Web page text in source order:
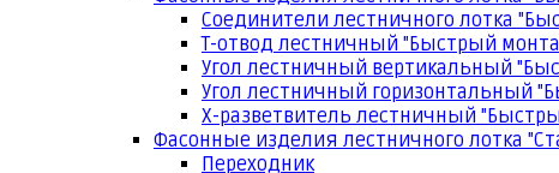
Соединители лестничного лотка
Т-отвод лестничный "Быстрый
Угол лестничный вертикальный
Угол лестничный горизонтальный
Х-разветвитель лестничный
Фасонные изделия лестничного лотка
Переходник